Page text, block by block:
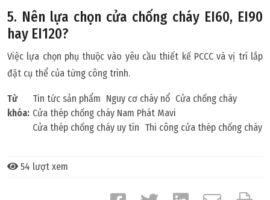
5. Nên lựa chọn cửa chống cháy EI60, EI90
hay EI120?
Việc lựa chọn phụ thuộc vào yêu cầu thiết kế PCCC và vị trí lắp
đặt cụ thể của từng công trình.
Từ
khóa:
Tin tức sản phẩm Nguy cơ cháy nổ Cửa chống cháy
Cửa thép chống cháy Nam Phát Mavi
Cửa thép chống cháy uy tín Thi công cửa thép chống cháy
54 lượt xem